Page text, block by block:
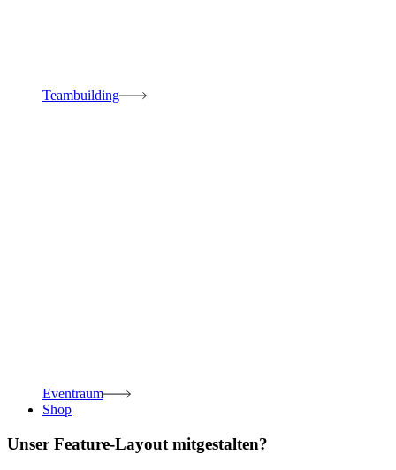
Teambuilding
Eventraum
Shop
Unser Feature-Layout mitgestalten?